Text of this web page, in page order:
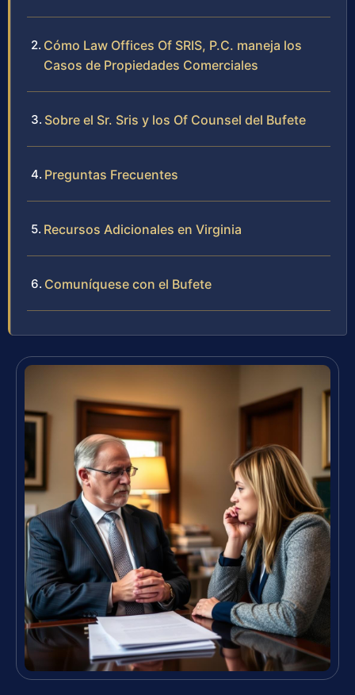
Cómo Law Offices Of SRIS, P.C. maneja los
Casos de Propiedades Comerciales
Sobre el Sr. Sris y los Of Counsel del Bufete
Preguntas Frecuentes
Recursos Adicionales en Virginia
Comuníquese con el Bufete